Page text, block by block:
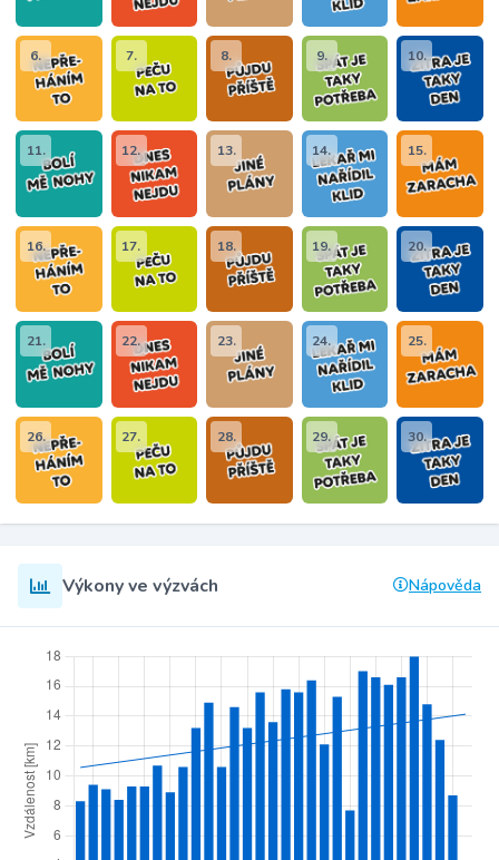
6. 7. 8. 9. 10.
11. 12. 13. 14. 15.
16. 17. 18. 19. 20.
21. 22. 23. 24. 25.
26. 27. 28. 29. 30.
Výkony ve výzvách Nápověda